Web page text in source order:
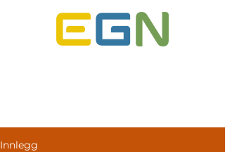
Innlegg